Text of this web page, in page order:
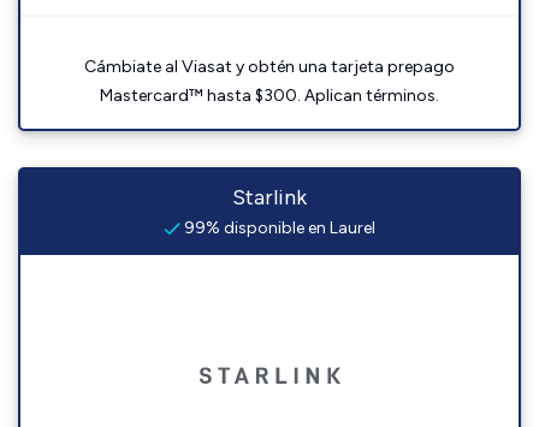
Cámbiate al Viasat y obtén una tarjeta prepago
Mastercard™ hasta $300. Aplican términos.
Starlink
99% disponible en Laurel